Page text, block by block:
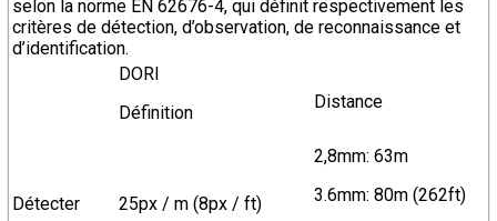
selon la norme EN 62676-4, qui définit respectivement les
critères de détection, d’observation, de reconnaissance et
d’identification.
DORI
Définition
Distance
Détecter 25px / m (8px / ft)
2,8mm: 63m
3.6mm: 80m (262ft)